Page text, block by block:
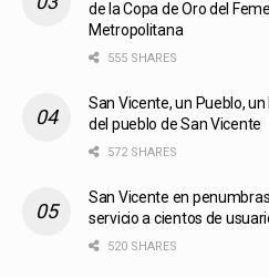
de la Copa de Oro del
Metropolitana
555 SHARES
San Vicente, un Pueblo,
del pueblo de San Vicente
572 SHARES
San Vicente en
servicio a cientos de
520 SHARES